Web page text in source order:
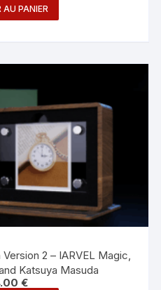
PANIER
2 – IARVEL Magic,
Katsuya Masuda
€